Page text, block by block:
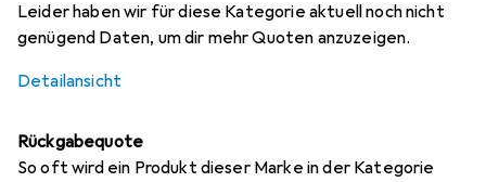
Leider haben wir für diese Kategorie aktuell noch nicht
genügend Daten, um dir mehr Quoten anzuzeigen.
Detailansicht
Rückgabequote
So oft wird ein Produkt dieser Marke in der Kategorie